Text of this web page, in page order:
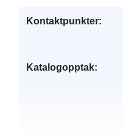
Kontaktpunkter:
Katalogopptak: